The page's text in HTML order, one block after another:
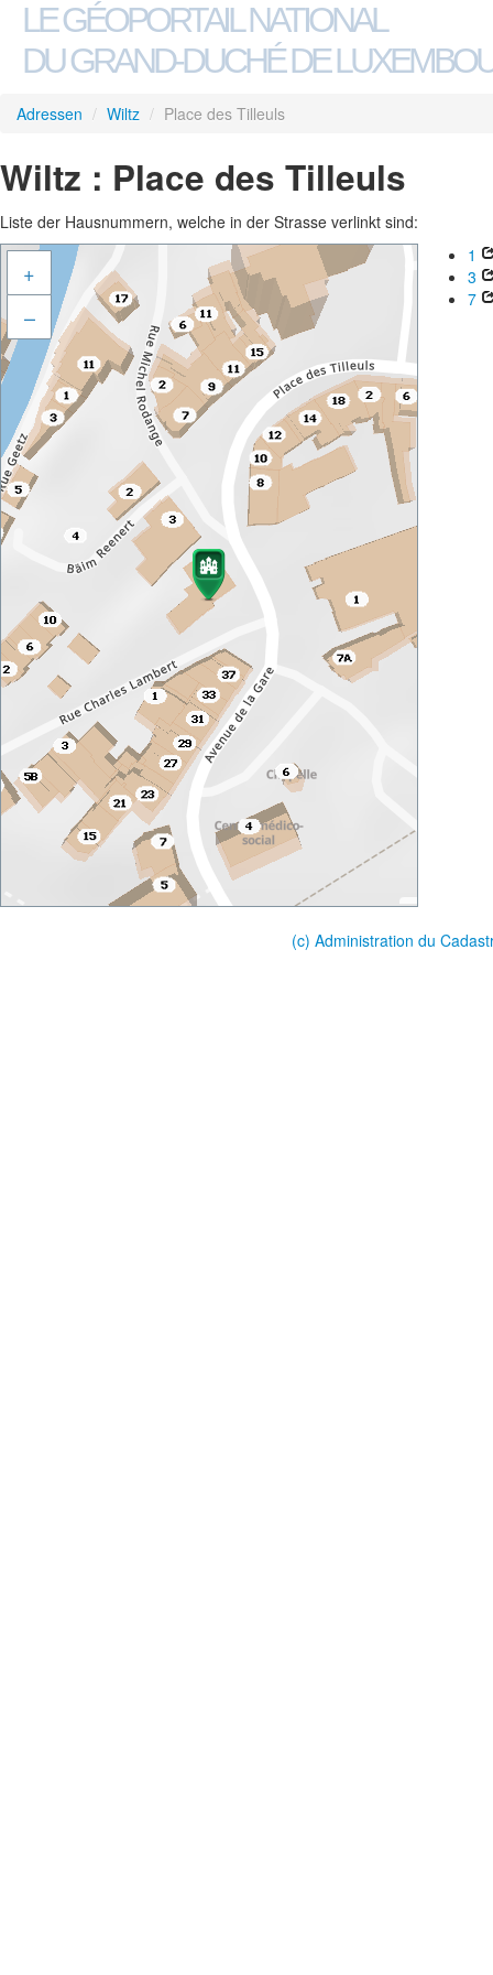
LE GÉOPORTAIL NATIONAL
DU GRAND-DUCHÉ DE
Adressen / Wiltz / Place des Tilleuls
Wiltz : Place des Tilleuls
Liste der Hausnummern, welche in der Strasse verlinkt sind:
+
–
1
3
7
(c) Administration du